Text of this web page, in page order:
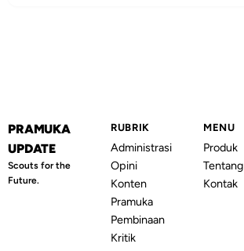
PRAMUKA
UPDATE
Scouts for the
Future.
RUBRIK
Administrasi
Opini
Konten
Pramuka
Pembinaan
Kritik
MENU
Produk
Tentang
Kontak